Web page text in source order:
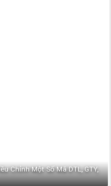
Chỉnh Một Số Mã DTL, GTY,